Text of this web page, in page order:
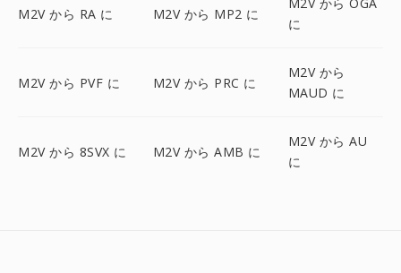
M2V から RA に M2V から MP2 に
に
M2V から PVF に M2V から PRC に
M2V から
MAUD に
M2V から 8SVX に M2V から AMB に
M2V から AU
に